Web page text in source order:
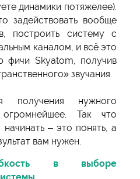
динамики потяжелее).
задействовать вообще
построить систему с
каналом, и всё это
фичи Skyatom, получив
звучания.
получения нужного
огромнейшее. Так что
– это понять, а
вам нужен.
в выборе